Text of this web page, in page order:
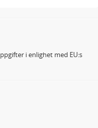
i enlighet med EU:s